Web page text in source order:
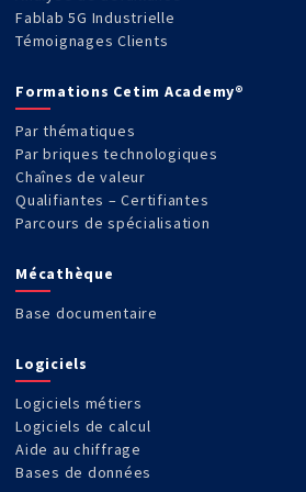
Fablab 5G Industrielle
Témoignages Clients
Formations Cetim Academy®
Par thématiques
Par briques technologiques
Chaînes de valeur
Qualifiantes – Certifiantes
Parcours de spécialisation
Mécathèque
Base documentaire
Logiciels
Logiciels métiers
Logiciels de calcul
Aide au chiffrage
Bases de données